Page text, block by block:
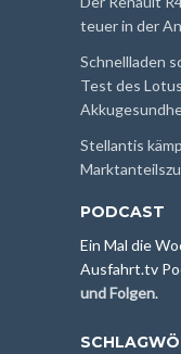
teuer in der
Schnellladen
Test des
Stellantis
PODCAST
Ein Mal die
Ausfahrt.tv
und Folgen.